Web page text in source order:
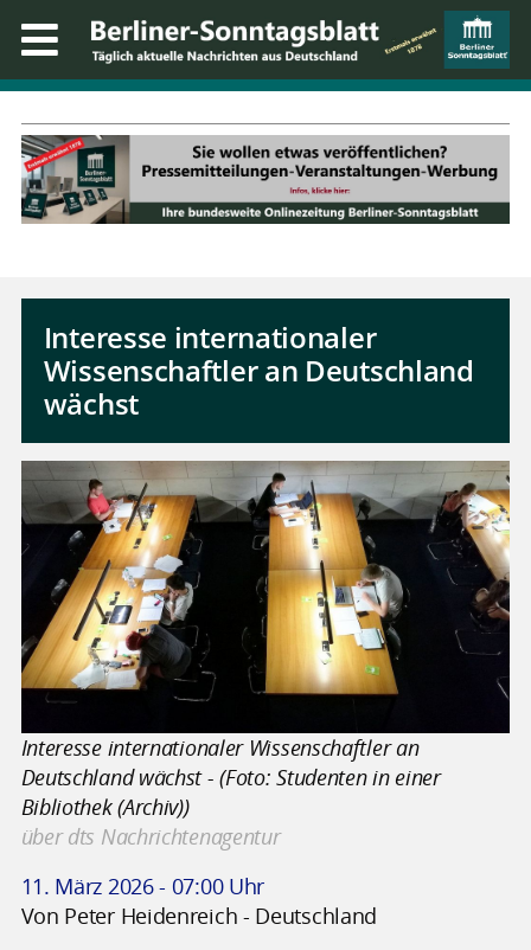
Interesse internationaler
Wissenschaftler an Deutschland
wächst
Interesse internationaler Wissenschaftler an
Deutschland wächst - (Foto: Studenten in einer
Bibliothek (Archiv))
über dts Nachrichtenagentur
11. März 2026 - 07:00 Uhr
Von Peter Heidenreich - Deutschland